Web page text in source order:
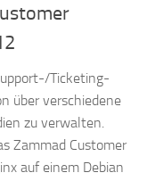
Ticketing-
über verschiedene
zu verwalten.
Zammad Customer
auf einem Debian